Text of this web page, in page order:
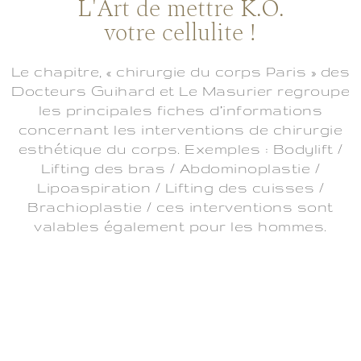
L'Art de mettre K.O.
votre cellulite !
Le chapitre, « chirurgie du corps Paris » des
Docteurs Guihard et Le Masurier regroupe
les principales fiches d’informations
concernant les interventions de chirurgie
esthétique du corps. Exemples : Bodylift /
Lifting des bras / Abdominoplastie /
Lipoaspiration / Lifting des cuisses /
Brachioplastie / ces interventions sont
valables également pour les hommes.